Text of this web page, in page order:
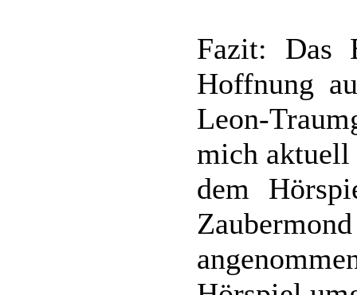
Fazit: Das
Hoffnung
Leon-
mich aktuell
dem